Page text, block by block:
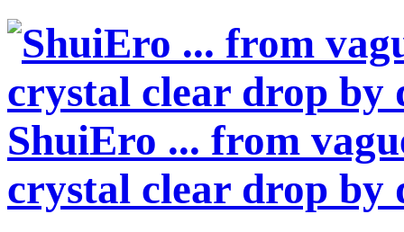
ShuiEro ... from
crystal clear drop by